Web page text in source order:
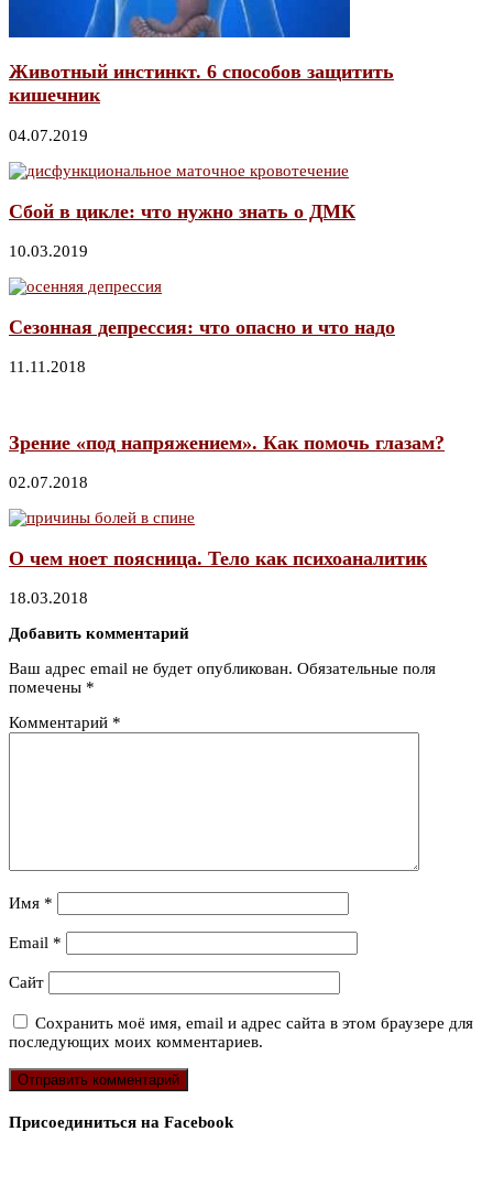
Животный инстинкт. 6 способов защитить
кишечник
04.07.2019
Сбой в цикле: что нужно знать о ДМК
10.03.2019
Сезонная депрессия: что опасно и что надо
11.11.2018
Зрение «под напряжением». Как помочь глазам?
02.07.2018
О чем ноет поясница. Тело как психоаналитик
18.03.2018
Добавить комментарий
Ваш адрес email не будет опубликован. Обязательные поля
помечены *
Комментарий *
Имя *
Email *
Сайт
Сохранить моё имя, email и адрес сайта в этом браузере для
последующих моих комментариев.
Присоединиться на Facebook